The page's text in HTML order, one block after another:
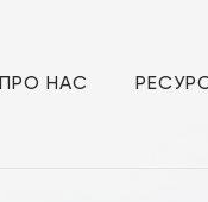
ПРО НАС